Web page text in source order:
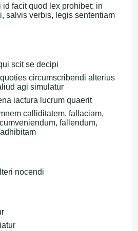
facit quod lex prohibet; in
salvis verbis, legis sententiam
scit se decipi
circumscribendi alterius
agi simulatur
iactura lucrum quaerit
calliditatem, fallaciam,
fallendum,
nocendi